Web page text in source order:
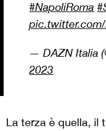
#NapoliRoma
— DAZN Italia
2023
La terza è quella, il